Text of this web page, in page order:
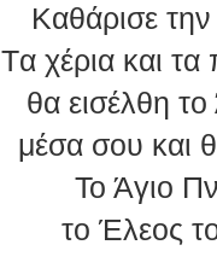
Καθάρισε
Tα χέρια και
θα εισέλθη
μέσα σου και
Το Άγιο
το Έλεος